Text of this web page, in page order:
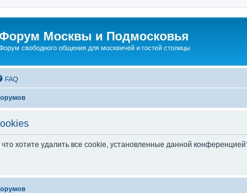
Москвы и Подмосковья
свободного общения для москвичей и гостей столицы
FAQ
хотите удалить все cookie, установленные данной